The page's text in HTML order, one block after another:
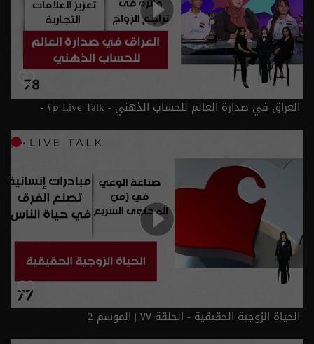
العراق في صدارة العالم للحساب الذهني - Live Talk م٢ -
الحلقة ٧٨ | الموسم 2
الحياة الزوجية الحقيقية - الحلقة ٧٧ | الموسم 2